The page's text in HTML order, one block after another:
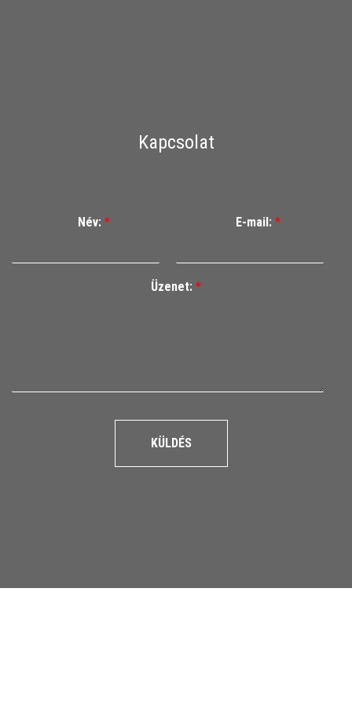
Kapcsolat
Név: * E-mail: *
Üzenet: *
KÜLDÉS